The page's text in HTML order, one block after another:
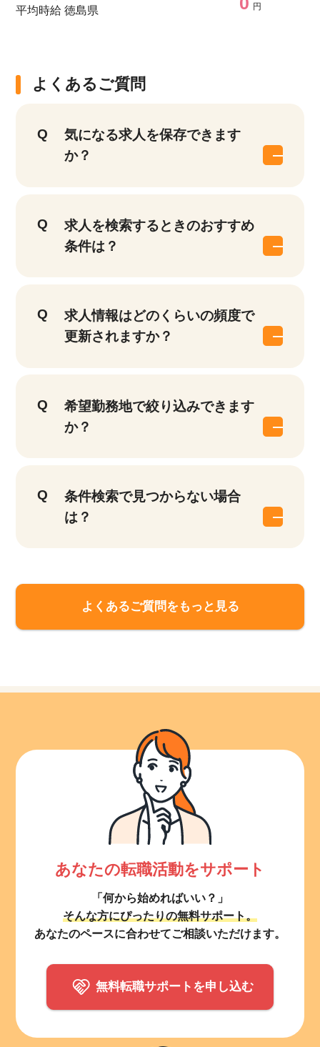
平均時給 徳島県
円
よくあるご質問
気になる求人を保存できます
か？
求人を検索するときのおすすめ
条件は？
求人情報はどのくらいの頻度で
更新されますか？
希望勤務地で絞り込みできます
か？
条件検索で見つからない場合
は？
よくあるご質問をもっと見る
あなたの転職活動をサポート
「何から始めればいい？」
そんな方にぴったりの無料サポート。
あなたのペースに合わせてご相談いただけます。
無料転職サポートを申し込む